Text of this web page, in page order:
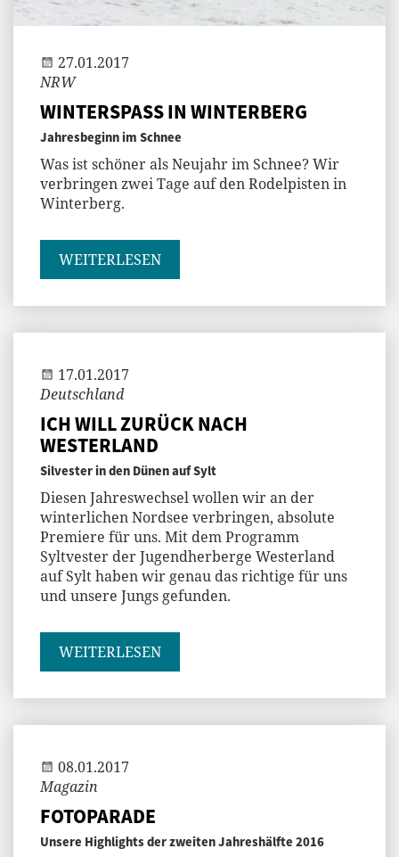
Jenny
27.01.2017
NRW
WINTERSPASS IN WINTERBERG
Jahresbeginn im Schnee
Was ist schöner als Neujahr im Schnee? Wir
verbringen zwei Tage auf den Rodelpisten in
Winterberg.
WEITERLESEN
17.01.2017
Deutschland
ICH WILL ZURÜCK NACH
WESTERLAND
Silvester in den Dünen auf Sylt
Diesen Jahreswechsel wollen wir an der
winterlichen Nordsee verbringen, absolute
Premiere für uns. Mit dem Programm
Syltvester der Jugendherberge Westerland
auf Sylt haben wir genau das richtige für uns
und unsere Jungs gefunden.
WEITERLESEN
08.01.2017
Magazin
FOTOPARADE
Unsere Highlights der zweiten Jahreshälfte 2016